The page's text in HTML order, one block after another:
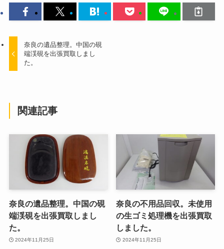
奈良の遺品整理。中国の硯
端渓硯を出張買取しまし
た。
関連記事
奈良の遺品整理。中国の硯
端渓硯を出張買取しまし
た。
2024年11月25日
奈良の不用品回収。未使用
の生ゴミ処理機を出張買取
しました。
2024年11月25日